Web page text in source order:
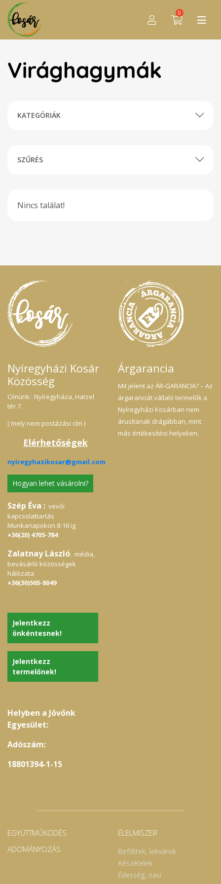
0
Virághagymák
KATEGÓRIÁK
SZŰRÉS
Nincs találat!
Nyíregyházi Kosár
Közösség
Címünk: Nyíregyháza, Hatzel
tér 7.
( mely nem postázási cím )
Elérhetőségek
nyiregyhazikosar@gmail.com
Hogyan lehet vásárolni?
Szép Éva : vevői
kapcsolattartás
Munkanapokon 8-16 ig
+36(20) 4705-784
Zalatnay László: média,
bevásárló közösségek
hálózata
+36(30)565-8049
Jelentkezz
önkéntesnek!
Jelentkezz
termelőnek!
Helyben a Jövőnk
Egyesület:
Adószám:
18801394-1-15
Árgarancia
Mit jelent az ÁR-GARANCIA? – Az
árgaranciát vállaló termelők a
Nyíregyházi Kosárban nem
árusítanak drágábban, mint
más értékesítési helyeken.
EGYÜTTMŰKÖDÉS
ADOMÁNYOZÁS
ÉLELMISZER
Befőttek, lekvárok
Készételek
Édesség, nasi